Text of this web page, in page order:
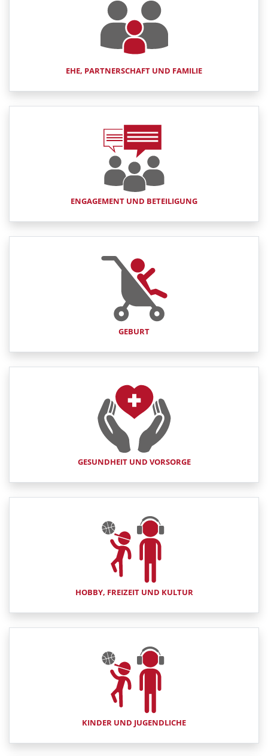
EHE, PARTNERSCHAFT UND FAMILIE
ENGAGEMENT UND BETEILIGUNG
GEBURT
GESUNDHEIT UND VORSORGE
HOBBY, FREIZEIT UND KULTUR
KINDER UND JUGENDLICHE